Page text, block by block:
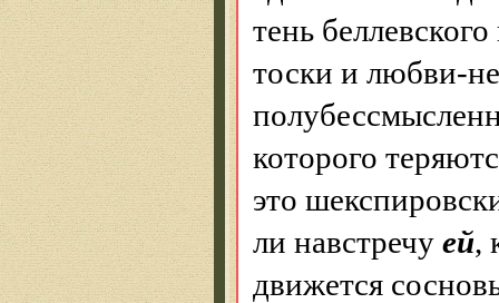
тень
тоски и любви-
которого
это
ли навстречу ей,
движется